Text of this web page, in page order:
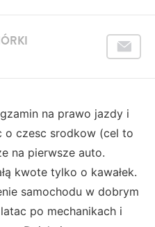
na prawo jazdy i
o czesc srodkow (cel to
na pierwsze auto.
kwote tylko o kawałek.
samochodu w dobrym
po mechanikach i